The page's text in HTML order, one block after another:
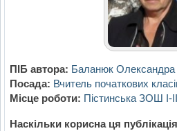
ПІБ автора: Баланюк Олександра
Посада: Вчитель початкових
Місце роботи: Пістинська ЗОШ І-
Наскільки корисна ця